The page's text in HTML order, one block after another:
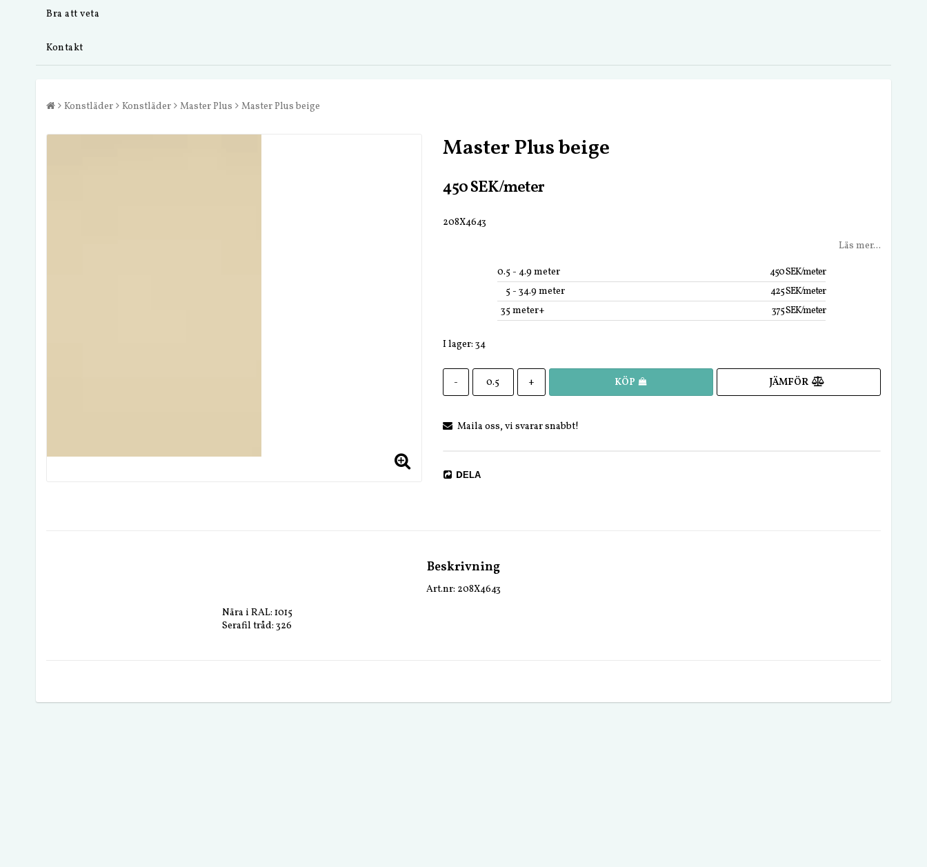
Bra att veta
Kontakt
Konstläder Konstläder Master Plus Master Plus beige
Master Plus beige
450 SEK/meter
208X4643
Läs mer...
0.5 - 4.9 meter
450 SEK/meter
5 - 34.9 meter
425 SEK/meter
35 meter+ 375 SEK/meter
I lager: 34
- + KÖP JÄMFÖR
Maila oss, vi svarar snabbt!
DELA
Beskrivning
Art.nr: 208X4643
Nära i RAL: 1015
Serafil tråd: 326